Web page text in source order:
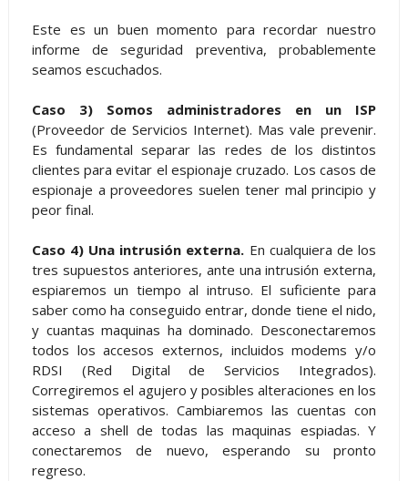
Este es un buen momento para recordar nuestro
informe de seguridad preventiva, probablemente
seamos escuchados.
Caso 3) Somos administradores en un ISP
(Proveedor de Servicios Internet). Mas vale prevenir.
Es fundamental separar las redes de los distintos
clientes para evitar el espionaje cruzado. Los casos de
espionaje a proveedores suelen tener mal principio y
peor final.
Caso 4) Una intrusión externa. En cualquiera de los
tres supuestos anteriores, ante una intrusión externa,
espiaremos un tiempo al intruso. El suficiente para
saber como ha conseguido entrar, donde tiene el nido,
y cuantas maquinas ha dominado. Desconectaremos
todos los accesos externos, incluidos modems y/o
RDSI (Red Digital de Servicios Integrados).
Corregiremos el agujero y posibles alteraciones en los
sistemas operativos. Cambiaremos las cuentas con
acceso a shell de todas las maquinas espiadas. Y
conectaremos de nuevo, esperando su pronto
regreso.